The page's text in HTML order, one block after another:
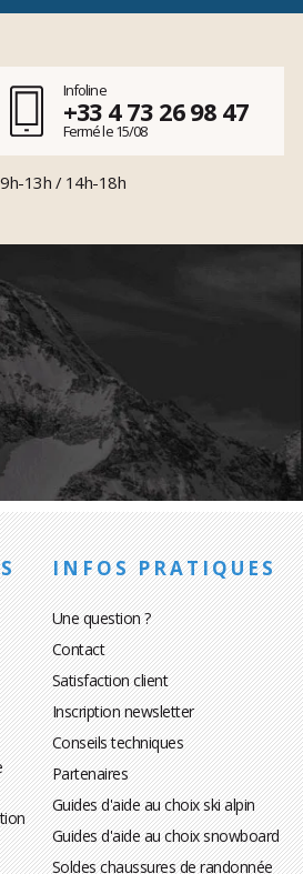
Infoline
+33 4 73 26 98 47
Fermé le 15/08
13h / 14h-18h
INFOS PRATIQUES
Une question ?
Contact
Satisfaction client
Inscription newsletter
Conseils techniques
Partenaires
Guides d'aide au choix ski alpin
Guides d'aide au choix snowboard
Soldes chaussures de randonnée